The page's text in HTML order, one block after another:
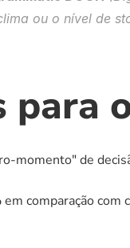
ou o nível de
momento" de
em comparação com